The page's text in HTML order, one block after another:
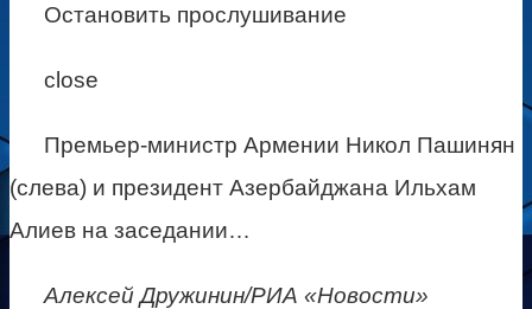
Остановить прослушивание
close
Премьер-министр Армении Никол Пашинян
(слева) и президент Азербайджана Ильхам
Алиев на заседании…
Алексей Дружинин/РИА «Новости»